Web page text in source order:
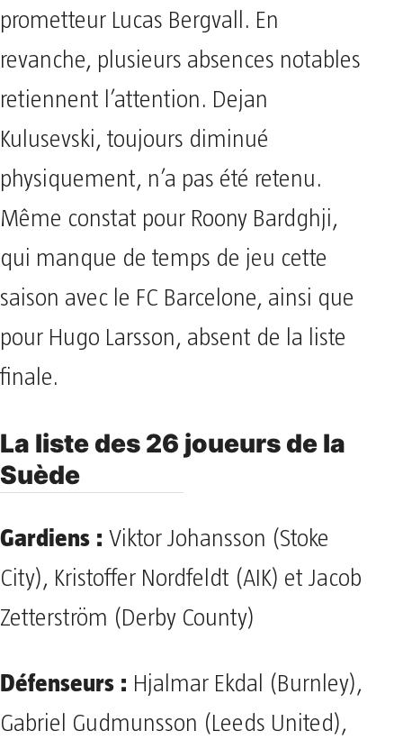
prometteur Lucas Bergvall. En
revanche, plusieurs absences notables
retiennent l’attention. Dejan
Kulusevski, toujours diminué
physiquement, n’a pas été retenu.
Même constat pour Roony Bardghji,
qui manque de temps de jeu cette
saison avec le FC Barcelone, ainsi que
pour Hugo Larsson, absent de la liste
finale.
La liste des 26 joueurs de la
Suède
Gardiens : Viktor Johansson (Stoke
City), Kristoffer Nordfeldt (AIK) et Jacob
Zetterström (Derby County)
Défenseurs : Hjalmar Ekdal (Burnley),
Gabriel Gudmunsson (Leeds United),